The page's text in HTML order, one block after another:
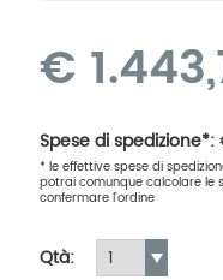
€
Spese di spedizione*:
* le effettive spese di
potrai comunque calcolare le
confermare l'ordine
Qtà: